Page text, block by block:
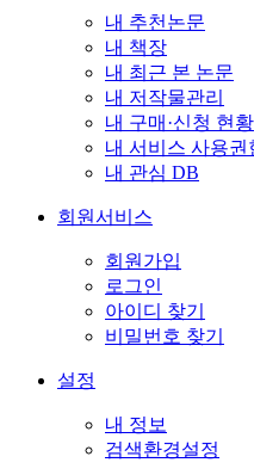
내 추천논문
내 책장
내 최근 본 논문
내 저작물관리
내 구매·신청 현황
내 서비스 사용권
내 관심 DB
회원서비스
회원가입
로그인
아이디 찾기
비밀번호 찾기
설정
내 정보
검색환경설정